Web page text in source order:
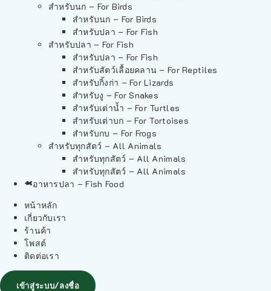
สำหรับนก – For Birds
สำหรับนก – For Birds
สำหรับปลา – For Fish
สำหรับปลา – For Fish
สำหรับปลา – For Fish
สำหรับสัตว์เลื้อยคลาน – For Reptiles
สำหรับกิ้งก่า – For Lizards
สำหรับงู – For Snakes
สำหรับเต่าน้ำ – For Turtles
สำหรับเต่าบก – For Tortoises
สำหรับกบ – For Frogs
สำหรับทุกสัตว์ – All Animals
สำหรับทุกสัตว์ – All Animals
สำหรับทุกสัตว์ – All Animals
อาหารปลา – Fish Food
หน้าหลัก
เกี่ยวกับเรา
ร้านค้า
โพสต์
ติดต่อเรา
เข้าสู่ระบบ/ลงชื่อ